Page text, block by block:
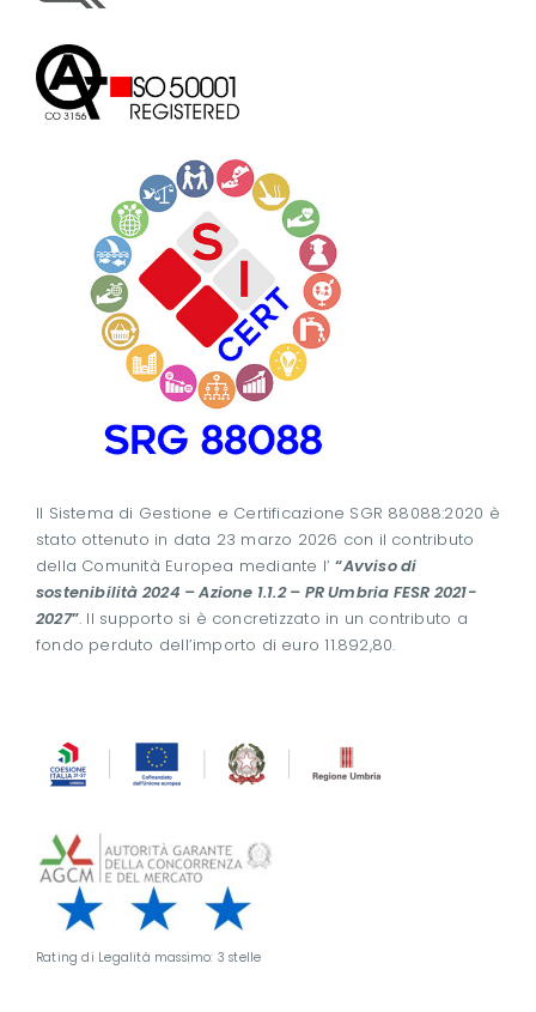
Il Sistema di Gestione e Certificazione SGR 88088:2020 è
stato ottenuto in data 23 marzo 2026 con il contributo
della Comunità Europea mediante l’“Avviso di
sostenibilità 2024 – Azione 1.1.2 – PR Umbria FESR 2021-
2027”. Il supporto si è concretizzato in un contributo a
fondo perduto dell’importo di euro 11.892,80.
Rating di Legalità massimo: 3 stelle